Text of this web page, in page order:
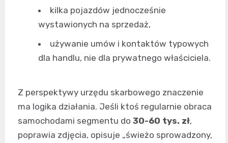
kilka pojazdów jednocześnie
wystawionych na sprzedaż,
używanie umów i kontaktów typowych
dla handlu, nie dla prywatnego właściciela.
Z perspektywy urzędu skarbowego znaczenie
ma logika działania. Jeśli ktoś regularnie obraca
samochodami segmentu do 30-60 tys. zł,
poprawia zdjęcia, opisuje „świeżo sprowadzony,